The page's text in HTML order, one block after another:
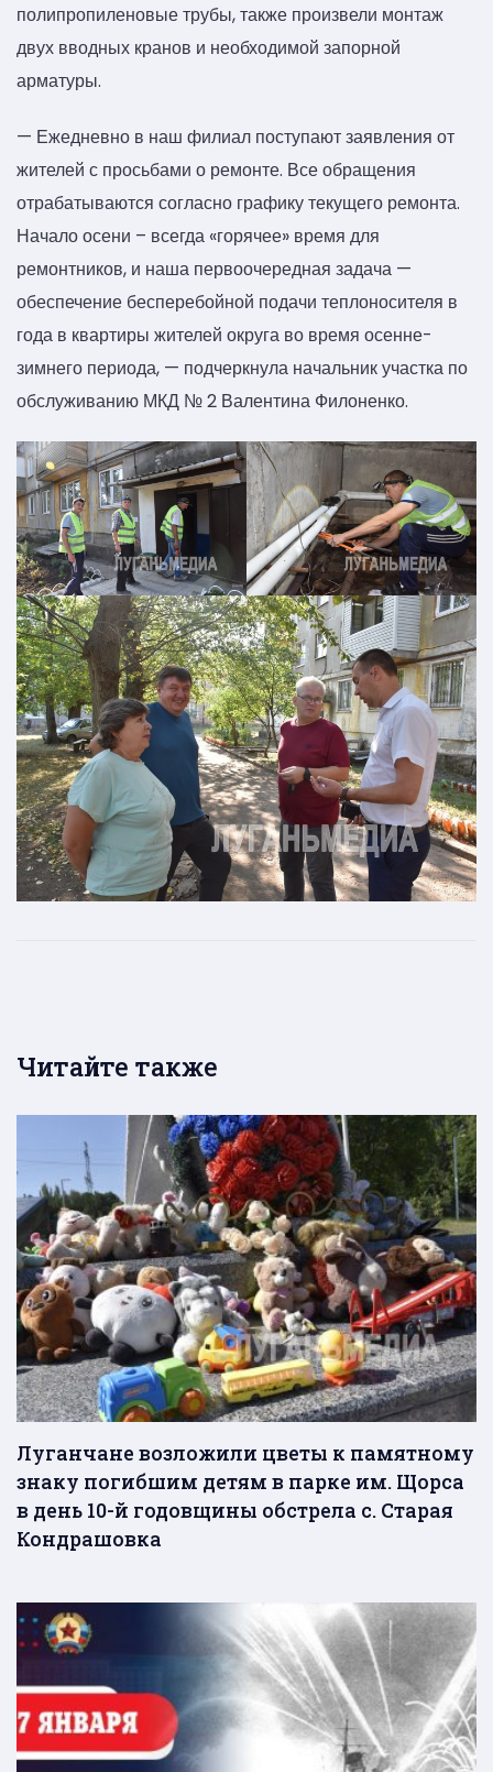
полипропиленовые трубы, также произвели монтаж
двух вводных кранов и необходимой запорной
арматуры.
— Ежедневно в наш филиал поступают заявления от
жителей с просьбами о ремонте. Все обращения
отрабатываются согласно графику текущего ремонта.
Начало осени – всегда «горячее» время для
ремонтников, и наша первоочередная задача —
обеспечение бесперебойной подачи теплоносителя в
года в квартиры жителей округа во время осенне-
зимнего периода, — подчеркнула начальник участка по
обслуживанию МКД № 2 Валентина Филоненко.
Читайте также
Луганчане возложили цветы к памятному
знаку погибшим детям в парке им. Щорса
в день 10-й годовщины обстрела с. Старая
Кондрашовка